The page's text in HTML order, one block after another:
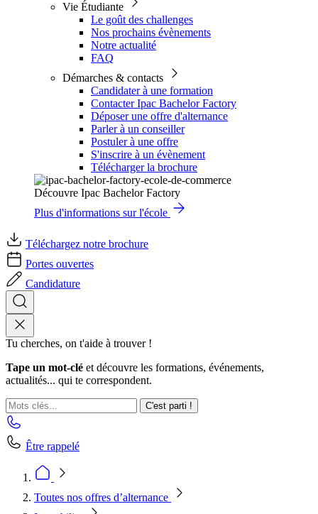
Vie Étudiante
Le goût des challenges
Nos prochains évènements
Notre actualité
FAQ
Démarches & contacts
Candidater à une formation
Contacter Ipac Bachelor Factory
Déposer une offre d'alternance
Parler à un conseiller
Postuler à une offre
S'inscrire à un évènement
Télécharger la brochure
Découvre Ipac Bachelor Factory
Plus d'informations sur l'école
Téléchargez notre brochure
Portes ouvertes
Candidature
Tu cherches, on t'aide à trouver !
Tape un mot-clé et découvre les formations, événements,
actualités... qui te correspondent.
C'est parti !
Être rappelé
Toutes nos offres d’alternance